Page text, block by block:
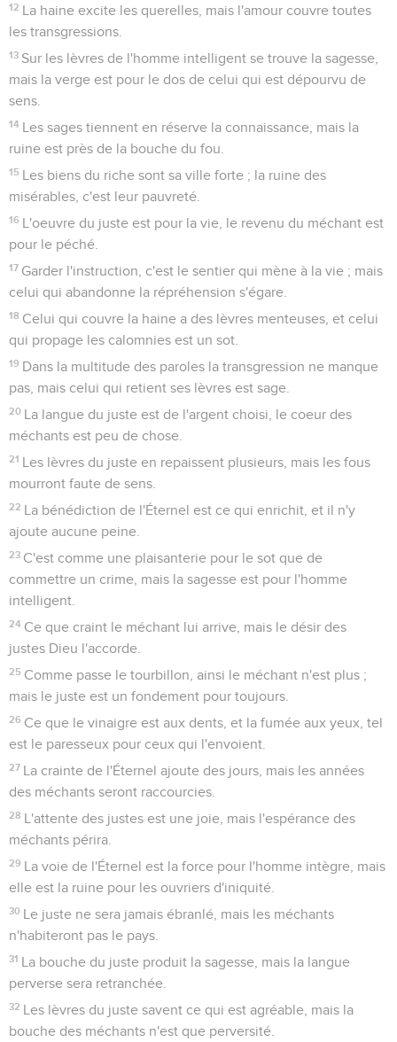
12 La haine excite les querelles, mais l'amour couvre toutes
les transgressions.
13 Sur les lèvres de l'homme intelligent se trouve la sagesse,
mais la verge est pour le dos de celui qui est dépourvu de
sens.
14 Les sages tiennent en réserve la connaissance, mais la
ruine est près de la bouche du fou.
15 Les biens du riche sont sa ville forte ; la ruine des
misérables, c'est leur pauvreté.
16 L'oeuvre du juste est pour la vie, le revenu du méchant est
pour le péché.
17 Garder l'instruction, c'est le sentier qui mène à la vie ; mais
celui qui abandonne la répréhension s'égare.
18 Celui qui couvre la haine a des lèvres menteuses, et celui
qui propage les calomnies est un sot.
19 Dans la multitude des paroles la transgression ne manque
pas, mais celui qui retient ses lèvres est sage.
20 La langue du juste est de l'argent choisi, le coeur des
méchants est peu de chose.
21 Les lèvres du juste en repaissent plusieurs, mais les fous
mourront faute de sens.
22 La bénédiction de l'Éternel est ce qui enrichit, et il n'y
ajoute aucune peine.
23 C'est comme une plaisanterie pour le sot que de
commettre un crime, mais la sagesse est pour l'homme
intelligent.
24 Ce que craint le méchant lui arrive, mais le désir des
justes Dieu l'accorde.
25 Comme passe le tourbillon, ainsi le méchant n'est plus ;
mais le juste est un fondement pour toujours.
26 Ce que le vinaigre est aux dents, et la fumée aux yeux, tel
est le paresseux pour ceux qui l'envoient.
27 La crainte de l'Éternel ajoute des jours, mais les années
des méchants seront raccourcies.
28 L'attente des justes est une joie, mais l'espérance des
méchants périra.
29 La voie de l'Éternel est la force pour l'homme intègre, mais
elle est la ruine pour les ouvriers d'iniquité.
30 Le juste ne sera jamais ébranlé, mais les méchants
n'habiteront pas le pays.
31 La bouche du juste produit la sagesse, mais la langue
perverse sera retranchée.
32 Les lèvres du juste savent ce qui est agréable, mais la
bouche des méchants n'est que perversité.